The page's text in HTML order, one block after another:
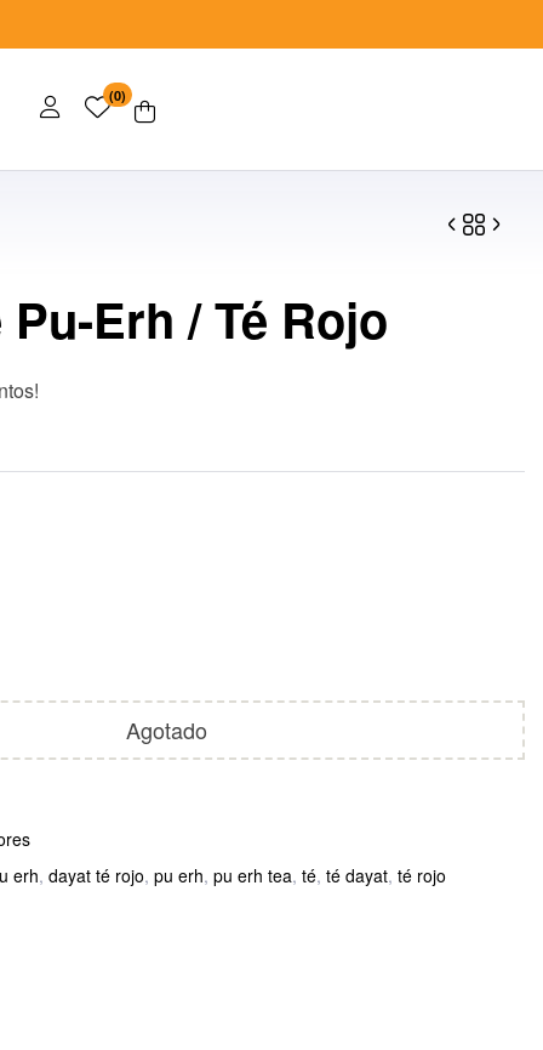
(0)
$34.00
$650.00
Pu-Erh / Té Rojo
Agotado
erh, dayat té rojo, pu erh, pu erh tea, té, té dayat, té rojo